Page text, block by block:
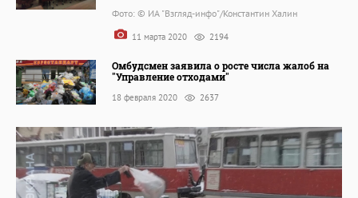
Фото: © ИА "Взгляд-инфо"/Константин Халин
11 марта 2020 2194
Омбудсмен заявила о росте числа жалоб на
"Управление отходами"
18 февраля 2020 2637